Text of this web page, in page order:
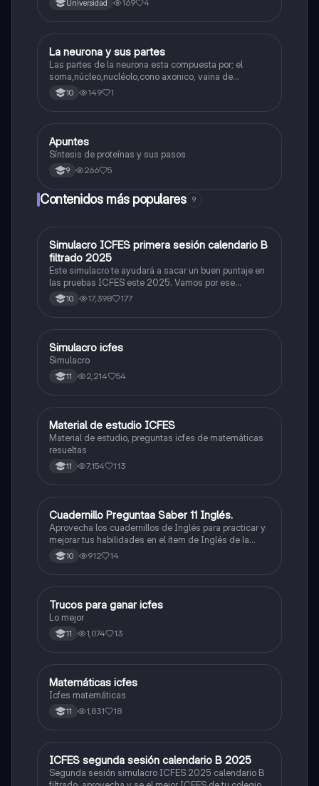
Universidad 169 4
Biologia
La neurona y sus partes
Las partes de la neurona esta compuesta por; el
soma,núcleo,nucléolo,cono axonico, vaina de
mielina,celula schwan,núcleo de schwann,nódulo de
Ranvier,terminal axonico Arborizacion terminal, botón
10 149 1
Biologia
Apuntes
Síntesis de proteínas y sus pasos
9 266 5
Contenidos más populares 9
ICFES: Matemáticas
Simulacro ICFES primera sesión calendario B
filtrado 2025
Este simulacro te ayudará a sacar un buen puntaje en
las pruebas ICFES este 2025. Vamos por ese
500/500. Y poder ser admitido en la universidad que
quieras, estudiar la carrera que quieres y no la que te
10 17,398 177
ICFES: Lectura Crítica
Simulacro icfes
Simulacro
11 2,214 54
ICFES: Matemáticas
Material de estudio ICFES
Material de estudio, preguntas icfes de matemáticas
resueltas
11 7,154 113
ICFES: Inglés
Cuadernillo Preguntaa Saber 11 Inglés.
Aprovecha los cuadernillos de Inglés para practicar y
mejorar tus habilidades en el ítem de Inglés de la
Prueba Saber 11. 🫡
10 912 14
Química
Trucos para ganar icfes
Lo mejor
11 1,074 13
ICFES: Matemáticas
Matemáticas icfes
Icfes matemáticas
11 1,831 18
ICFES: Lectura Crítica
ICFES segunda sesión calendario B 2025
Segunda sesión simulacro ICFES 2025 calendario B